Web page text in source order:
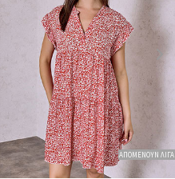
ΑΠΟΜΕΝΟΥΝ ΛΙΓΑ